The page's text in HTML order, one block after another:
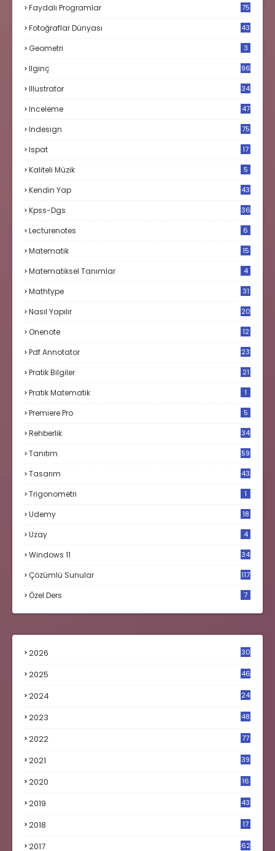
Faydalı Programlar 75
Fotoğraflar Dünyası 43
Geometri 3
Ilginç 96
Illustrator 34
Inceleme 47
Indesign 75
Ispat
17
Kaliteli Müzik 5
Kendin Yap 43
Kpss-Dgs 36
Lecturenotes 6
Matematik
15
Matematiksel Tanımlar 4
Mathtype 31
Nasıl Yapılır 20
Onenote 12
Pdf Annotator 23
Pratik Bilgiler 21
Pratik Matematik 1
Premiere Pro 5
Rehberlik 34
Tanıtım 59
Tasarım 43
Trigonometri 1
Udemy 18
Uzay 4
Windows 11 34
Çözümlü Sunular 117
Özel Ders 7
2026 30
2025 46
2024 24
2023
48
2022 77
2021 39
2020
16
2019
43
2018
17
2017
62